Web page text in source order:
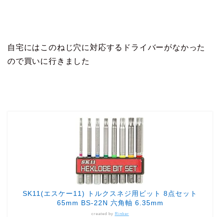
自宅にはこのねじ穴に対応するドライバーがなかった
ので買いに行きました
SK11(エスケー11) トルクスネジ用ビット 8点セット
65mm BS-22N 六角軸 6.35mm
created by Rinker